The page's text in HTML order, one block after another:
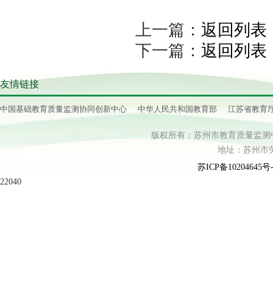
上一篇： 返回列表
下一篇： 返回列表
友情链接
中国基础教育质量监测协同创新中心 中华人民共和国教育部 江苏省教育
版权所有：苏州市教育质量监测
地址：苏州市
苏ICP备10204645号
22040